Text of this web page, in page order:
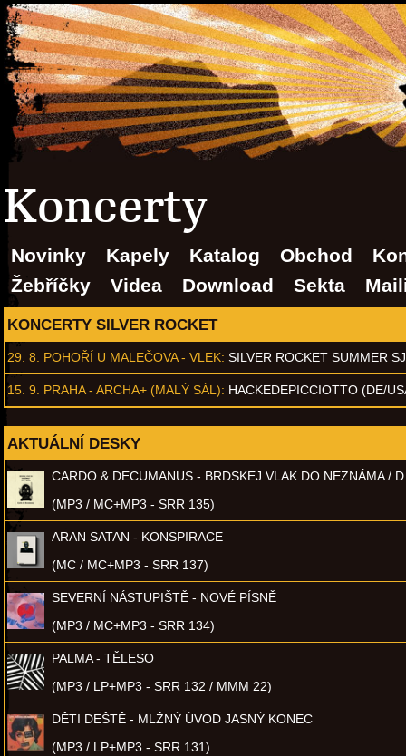
Koncerty
Novinky Kapely Katalog Obchod
Žebříčky
Videa Download Sekta
KONCERTY SILVER ROCKET
29. 8. POHOŘÍ U MALEČOVA - VLEK: SILVER ROCKET SUMMER
15. 9. PRAHA - ARCHA+ (MALÝ SÁL): HACKEDEPICCIOTTO (DE/
AKTUÁLNÍ DESKY
CARDO & DECUMANUS - BRDSKEJ VLAK DO NEZNÁMA /
(MP3 / MC+MP3 - SRR 135)
ARAN SATAN - KONSPIRACE
(MC / MC+MP3 - SRR 137)
SEVERNÍ NÁSTUPIŠTĚ - NOVÉ PÍSNĚ
(MP3 / MC+MP3 - SRR 134)
PALMA - TĚLESO
(MP3 / LP+MP3 - SRR 132 / MMM 22)
DĚTI DEŠTĚ - MLŽNÝ ÚVOD JASNÝ KONEC
(MP3 / LP+MP3 - SRR 131)